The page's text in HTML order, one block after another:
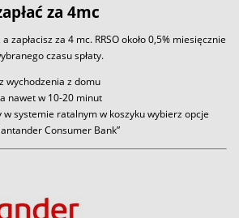
za 4mc
zapłacisz za 4 mc. RRSO około 0,5% miesięcznie
czasu spłaty.
wychodzenia z domu
nawet w 10-20 minut
w systemie ratalnym w koszyku wybierz opcje
Consumer Bank”